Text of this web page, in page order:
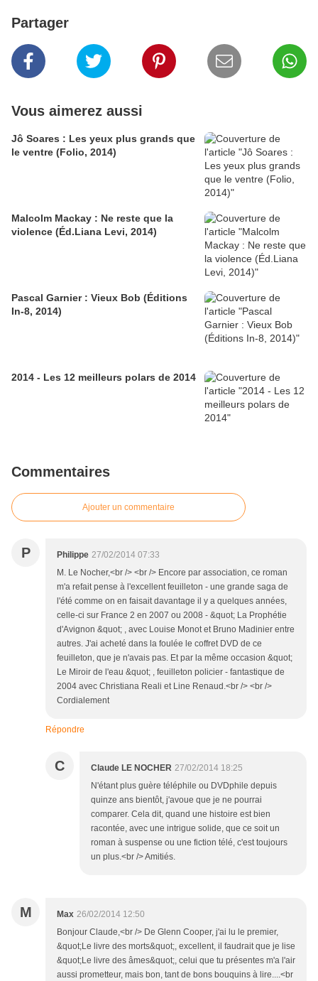
Partager
Vous aimerez aussi
Jô Soares : Les yeux plus grands que
le ventre (Folio, 2014)
Malcolm Mackay : Ne reste que la
violence (Éd.Liana Levi, 2014)
Pascal Garnier : Vieux Bob (Éditions
In-8, 2014)
2014 - Les 12 meilleurs polars de 2014
Commentaires
Ajouter un commentaire
P Philippe 27/02/2014 07:33
M. Le Nocher,<br /> <br /> Encore par association, ce roman
m'a refait pense à l'excellent feuilleton - une grande saga de
l'été comme on en faisait davantage il y a quelques années,
celle-ci sur France 2 en 2007 ou 2008 - &quot; La Prophétie
d'Avignon &quot; , avec Louise Monot et Bruno Madinier entre
autres. J'ai acheté dans la foulée le coffret DVD de ce
feuilleton, que je n'avais pas. Et par la même occasion &quot;
Le Miroir de l'eau &quot; , feuilleton policier - fantastique de
2004 avec Christiana Reali et Line Renaud.<br /> <br />
Cordialement
Répondre
C Claude LE NOCHER 27/02/2014 18:25
N'étant plus guère téléphile ou DVDphile depuis
quinze ans bientôt, j'avoue que je ne pourrai
comparer. Cela dit, quand une histoire est bien
racontée, avec une intrigue solide, que ce soit un
roman à suspense ou une fiction télé, c'est toujours
un plus.<br /> Amitiés.
M Max 26/02/2014 12:50
Bonjour Claude,<br /> De Glenn Cooper, j'ai lu le premier,
&quot;Le livre des morts&quot;, excellent, il faudrait que je lise
&quot;Le livre des âmes&quot;, celui que tu présentes m'a l'air
aussi prometteur, mais bon, tant de bons bouquins à lire....<br